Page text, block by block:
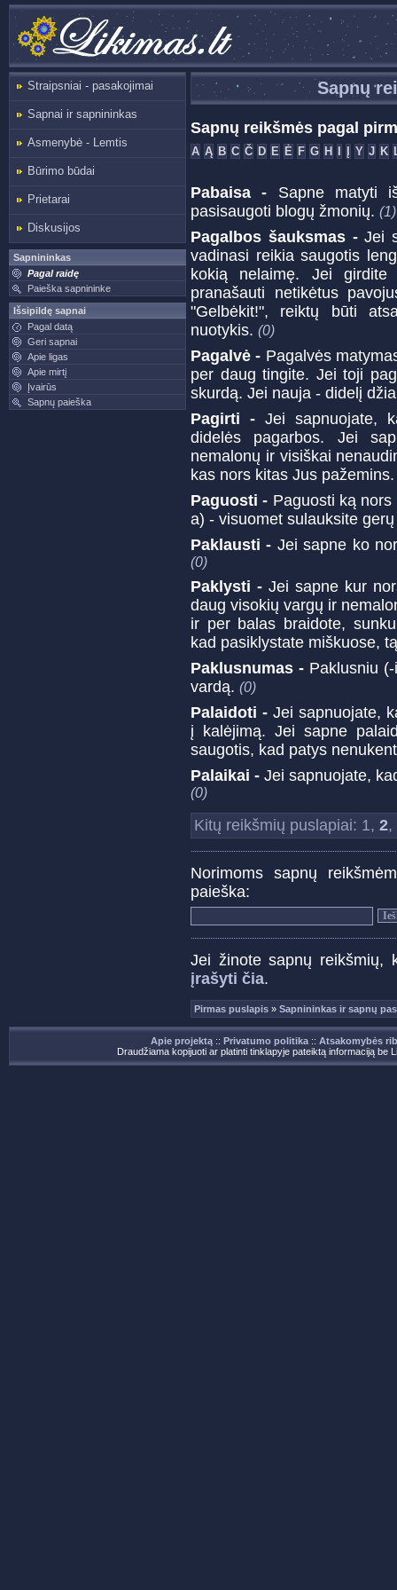
Straipsniai - pasakojimai
Sapnai ir sapnininkas
Asmenybė - Lemtis
Būrimo būdai
Prietarai
Diskusijos
Sapnininkas
Pagal raidę
Paieška sapnininke
Išsipildę sapnai
Pagal datą
Geri sapnai
Apie ligas
Apie mirtį
Įvairūs
Sapnų paieška
Sapnų
Sapnų reikšmės pagal
A Ą B C Č D E Ė F G H Y J K
Pabaisa - Sapne matyti
pasisaugoti blogų žmonių. (1)
Pagalbos šauksmas -Jei
vadinasi reikia saugotis
kokią nelaimę. Jei
pranašauti netikėtus
"Gelbėkit!", reiktų būti
nuotykis. (0)
Pagalvė - Pagalvės
per daug tingite. Jei toji
skurdą. Jei nauja - didelį
Pagirti -Jei sapnuojate,
didelės pagarbos. Jei
nemalonų ir visiškai
kas nors kitas Jus
Paguosti - Paguosti ką
a) - visuomet sulauksite
Paklausti - Jei sapne ko
(0)
Paklysti - Jei sapne kur
daug visokių vargų ir
ir per balas braidote,
kad pasiklystate miškuose,
Paklusnumas - Paklusniu
vardą. (0)
Palaidoti - Jei sapnuojate,
į kalėjimą. Jei sapne
saugotis, kad patys
Palaikai -Jei sapnuojate,
(0)
Kitų reikšmių puslapiai: 1, 2,
Norimoms sapnų
paieška:
Jei žinote sapnų reikšmių,
įrašyti čia.
Pirmas puslapis » Sapnininkas ir sapnų
Apie projektą :: Privatumo politika :: Atsakomybės
Draudžiama kopijuoti ar platinti tinklapyje pateiktą informaciją be